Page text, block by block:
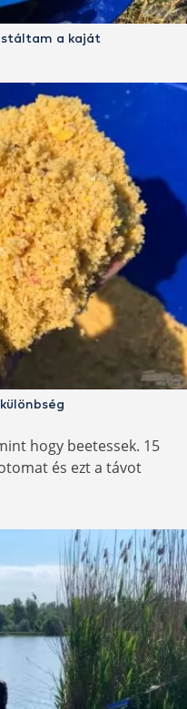
a kaját
hogy beetessek. 15
és ezt a távot